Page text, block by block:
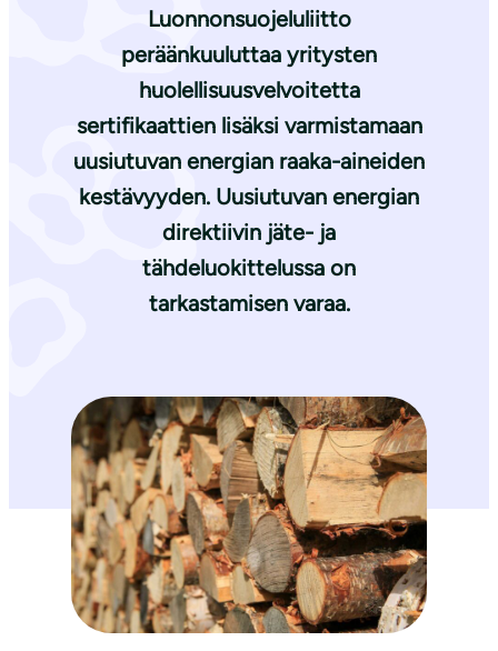
Luonnonsuojeluliitto
peräänkuuluttaa yritysten
huolellisuusvelvoitetta
sertifikaattien lisäksi varmistamaan
uusiutuvan energian raaka-aineiden
kestävyyden. Uusiutuvan energian
direktiivin jäte- ja
tähdeluokittelussa on
tarkastamisen varaa.